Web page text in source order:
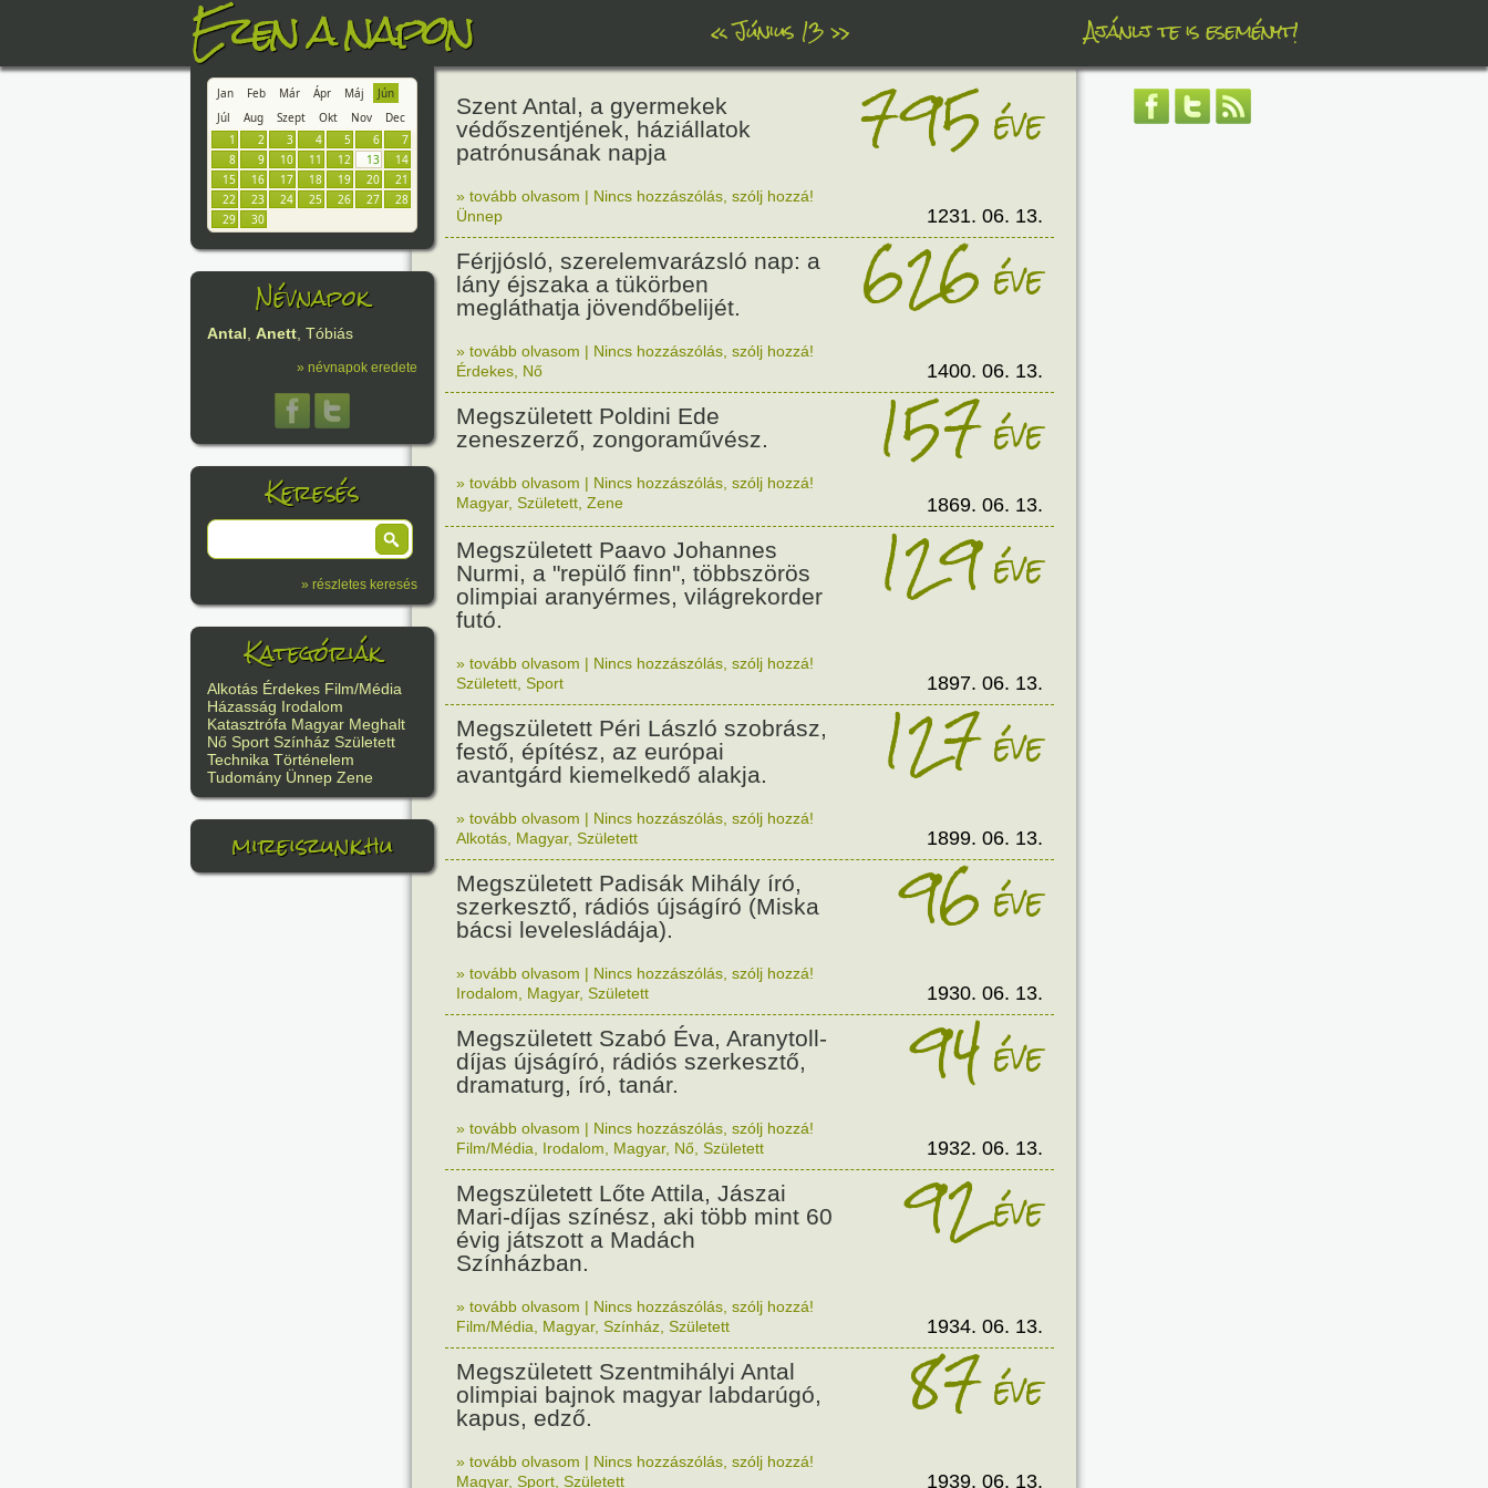
Ezen a napon «Június 13» Ajánlj te is eseményt!
Jan Feb Már Ápr Máj
Jún
Júl
Aug Szept Okt Nov
Dec
1
2 3 4 5 6
7
8
9 10 11 12 13
14
15
16 17 18 19 20
21
22
23 24 25 26 27
28
29
30
Névnapok
Antal, Anett, Tóbiás
» névnapok eredete
Keresés
» részletes keresés
Kategóriák
Alkotás Érdekes Film/Média
Házasság Irodalom
Katasztrófa Magyar Meghalt
Nő Sport Színház Született
Technika Történelem
Tudomány Ünnep Zene
mireiszunk.hu
Szent Antal, a gyermekek
védőszentjének, háziállatok
patrónusának napja
795 éve
» tovább olvasom | Nincs hozzászólás, szólj hozzá!
Ünnep
1231. 06. 13.
Férjjósló, szerelemvarázsló nap: a
lány éjszaka a tükörben
megláthatja jövendőbelijét.
626éve
» tovább olvasom | Nincs hozzászólás, szólj hozzá!
Érdekes Nő 1400. 06. 13.
Megszületett Poldini Ede
zeneszerző, zongoraművész.
157éve
» tovább olvasom | Nincs hozzászólás, szólj hozzá!
Magyar, Született Zene 1869. 06. 13.
Megszületett Paavo Johannes
Nurmi, a "repülő finn", többszörös
olimpiai aranyérmes, világrekorder
futó.
129éve
» tovább olvasom | Nincs hozzászólás, szólj hozzá!
Született Sport 1897. 06. 13.
Megszületett Péri László szobrász,
festő, építész, az európai
avantgárd kiemelkedő alakja.
127éve
» tovább olvasom | Nincs hozzászólás, szólj hozzá!
Alkotás Magyar, Született 1899. 06. 13.
Megszületett Padisák Mihály író,
szerkesztő, rádiós újságíró (Miska
bácsi levelesládája).
96éve
» tovább olvasom | Nincs hozzászólás, szólj hozzá!
Irodalom
Magyar, Született 1930. 06. 13.
Megszületett Szabó Éva, Aranytoll-
díjas újságíró, rádiós szerkesztő,
dramaturg, író, tanár.
94éve
» tovább olvasom | Nincs hozzászólás, szólj hozzá!
Film/Média
Irodalom Magyar, Nő Született 1932. 06. 13.
Megszületett Lőte Attila, Jászai
Mari-díjas színész, aki több mint 60
évig játszott a Madách
Színházban.
92éve
» tovább olvasom | Nincs hozzászólás, szólj hozzá!
Film/Média
Magyar, Színház Született 1934. 06. 13.
Megszületett Szentmihályi Antal
olimpiai bajnok magyar labdarúgó,
kapus, edző.
87éve
» tovább olvasom | Nincs hozzászólás, szólj hozzá!
Magyar, Sport Született 1939. 06. 13.